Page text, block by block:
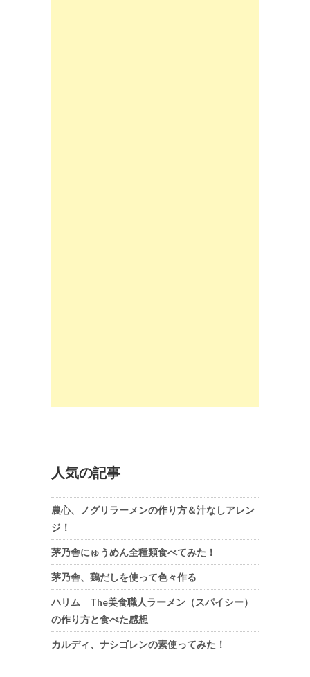
人気の記事
農心、ノグリラーメンの作り方＆汁なしアレン
ジ！
茅乃舎にゅうめん全種類食べてみた！
茅乃舎、鶏だしを使って色々作る
ハリム The美食職人ラーメン（スパイシー）
の作り方と食べた感想
カルディ、ナシゴレンの素使ってみた！